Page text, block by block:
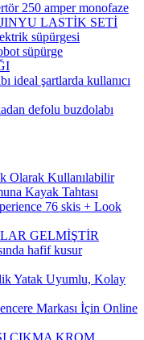
250 amper monofaze
JINYU LASTİK SETİ
süpürgesi
süpürge
ideal şartlarda kullanıcı
defolu buzdolabı
Olarak Kullanılabilir
Kayak Tahtası
76 skis + Look
GELMİŞTİR
hafif kusur
Yatak Uyumlu, Kolay
Markası İçin Online